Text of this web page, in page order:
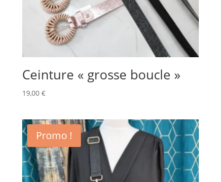
Ceinture « grosse boucle »
19,00 €
Promo !